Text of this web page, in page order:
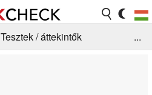
Tesztek / áttekintők
...